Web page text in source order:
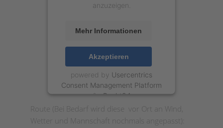
anzuzeigen.
Mehr Informationen
Akzeptieren
powered by Usercentrics
Consent Management Platform
&eRecht24
Route (Bei Bedarf wird diese
vor Ort an Wind,
Wetter und Mannschaft nochmals angepasst):